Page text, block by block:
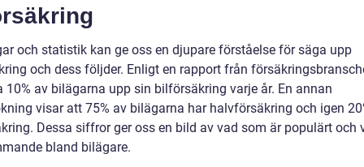
och statistik kan ge oss en djupare förståelse för säga upp
och dess följder. Enligt en rapport från
10% av bilägarna upp sin bilförsäkring varje år. En annan
visar att 75% av bilägarna har halvförsäkring och igen
Dessa siffror ger oss en bild av vad som är populärt och
bland bilägare.